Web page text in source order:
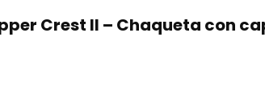
Crest II – Chaqueta con